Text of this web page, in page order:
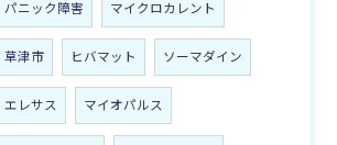
パニック障害 マイクロカレント
草津市 ヒバマット ソーマダイン
エレサス マイオパルス